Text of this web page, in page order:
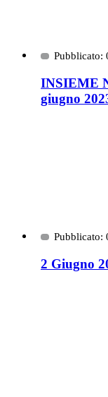
Pubblicato:
INSIEME
giugno
Pubblicato:
2 Giugno